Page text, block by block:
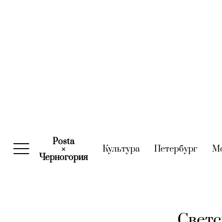
Posta
×
Черногория(current)
Культура(current)
Петербург